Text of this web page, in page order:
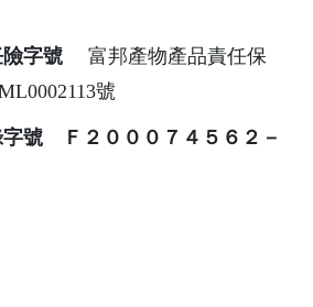
字號 富邦產物產品責任保
號
號 Ｆ２０００７４５６２－